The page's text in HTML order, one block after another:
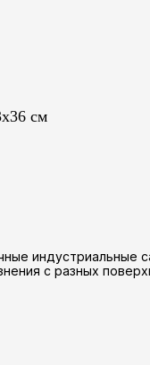
см
индустриальные
с разных